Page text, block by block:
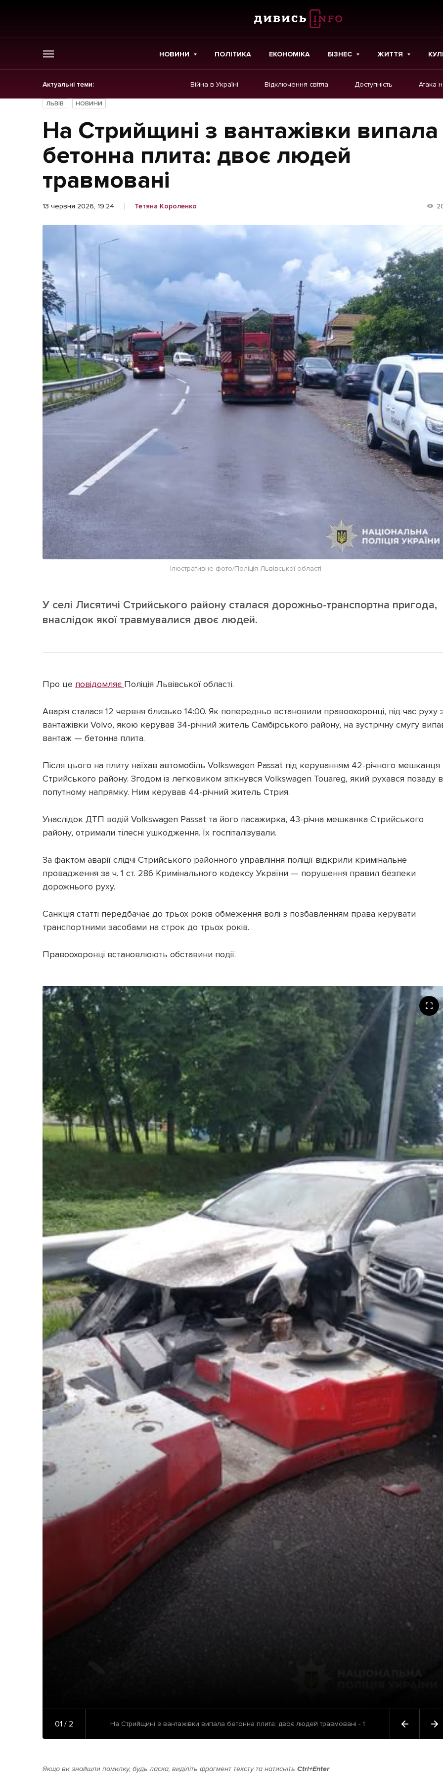
НОВИНИ ПОЛІТИКА ЕКОНОМІКА БІЗНЕС ЖИТТЯ
Актуальні теми: Війна в Україні Відключення світла Доступність Атака
ГОЛОВНЕ
Новини
Політика
Економіка
Бізнес
Життя
Культура
Афіша
Картки
Репортаж
[email protected]
Політика
ЛЬВІВ НОВИНИ
На Стрийщині з вантажівки випала
бетонна плита: двоє людей
травмовані
13 червня 2026, 19:24 Тетяна Короленко
Ілюстративне фото/Поліція Львівської області
У селі Лисятичі Стрийського району сталася дорожньо-транспортна пригода,
внаслідок якої травмувалися двоє людей.
Про це повідомляє Поліція Львівської області.
Аварія сталася 12 червня близько 14:00. Як попередньо встановили правоохоронці, під час руху
вантажівки Volvo, якою керував 34-річний житель Самбірського району, на зустрічну смугу
вантаж — бетонна плита.
Після цього на плиту наїхав автомобіль Volkswagen Passat під керуванням 42-річного мешканця
Стрийського району. Згодом із легковиком зіткнувся Volkswagen Touareg, який рухався позаду в
попутному напрямку. Ним керував 44-річний житель Стрия.
Унаслідок ДТП водій Volkswagen Passat та його пасажирка, 43-річна мешканка Стрийського
району, отримали тілесні ушкодження. Їх госпіталізували.
За фактом аварії слідчі Стрийського районного управління поліції відкрили кримінальне
провадження за ч. 1 ст. 286 Кримінального кодексу України — порушення правил безпеки
дорожнього руху.
Санкція статті передбачає до трьох років обмеження волі з позбавленням права керувати
транспортними засобами на строк до трьох років.
Правоохоронці встановлюють обставини події.
01 / 2 На Стрийщині з вантажівки випала бетонна плита: двоє людей травмовані - 1
Якщо ви знайшли помилку, будь ласка, виділіть фрагмент тексту та натисніть Ctrl+Enter.